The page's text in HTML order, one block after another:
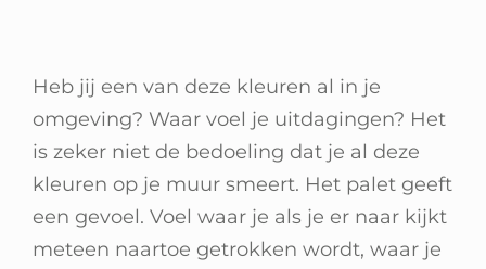
Heb jij een van deze kleuren al in je
omgeving? Waar voel je uitdagingen? Het
is zeker niet de bedoeling dat je al deze
kleuren op je muur smeert. Het palet geeft
een gevoel. Voel waar je als je er naar kijkt
meteen naartoe getrokken wordt, waar je